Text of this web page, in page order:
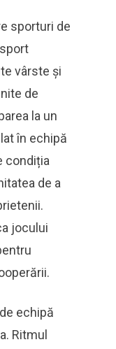
sporturi de
vârste și
de
la un
în echipă
condiția
de a
jocului
echipă
Ritmul